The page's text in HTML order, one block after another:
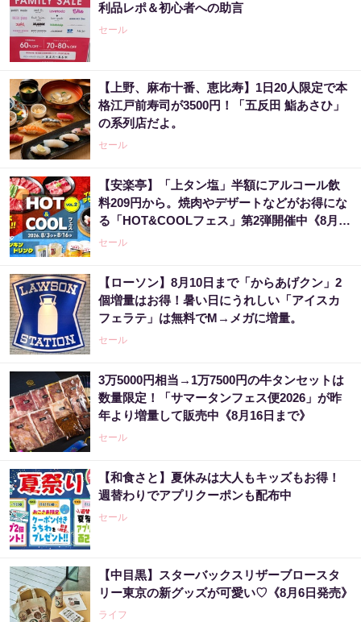
利品レポ＆初心者への助言
セール
【上野、麻布十番、恵比寿】1日20人限定で本
格江戸前寿司が3500円！「五反田 鮨あさひ」
の系列店だよ。
セール
【安楽亭】「上タン塩」半額にアルコール飲
料209円から。焼肉やデザートなどがお得にな
る「HOT&COOLフェス」第2弾開催中《8月16
日まで》
セール
【ローソン】8月10日まで「からあげクン」2
個増量はお得！暑い日にうれしい「アイスカ
フェラテ」は無料でM→メガに増量。
セール
3万5000円相当→1万7500円の牛タンセットは
数量限定！「サマータンフェス便2026」が昨
年より増量して販売中《8月16日まで》
セール
【和食さと】夏休みは大人もキッズもお得！
週替わりでアプリクーポンも配布中
セール
【中目黒】スターバックスリザーブロースタ
リー東京の新グッズが可愛い♡《8月6日発売》
ライフ